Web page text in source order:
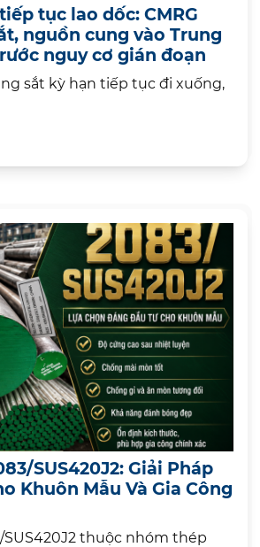
tục lao dốc: CMRG
nguồn cung vào Trung
nguy cơ gián đoạn
sắt kỳ hạn tiếp tục đi xuống,
SUS420J2: Giải Pháp
Khuôn Mẫu Và Gia Công
SUS420J2 thuộc nhóm thép